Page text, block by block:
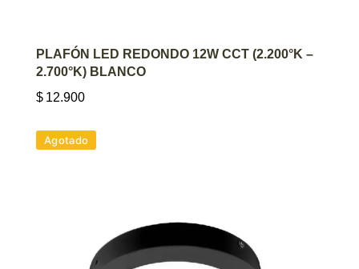
AGREGAR AL CARRITO
PLAFÓN LED REDONDO 12W CCT (2.200°K –
2.700°K) BLANCO
$ 12.900
Agotado